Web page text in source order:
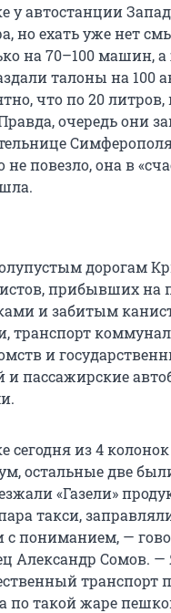
у автостанции
но ехать уже нет
на 70–100 машин,
талоны на 100
что по 20
очередь они
повезло, она в
дорогам
прибывших на
и забитым
транспорт
и
и пассажирские
сегодня из 4
остальные две
«Газели»
такси,
с пониманием, —
Александр Сомов. —
транспорт
по такой жаре